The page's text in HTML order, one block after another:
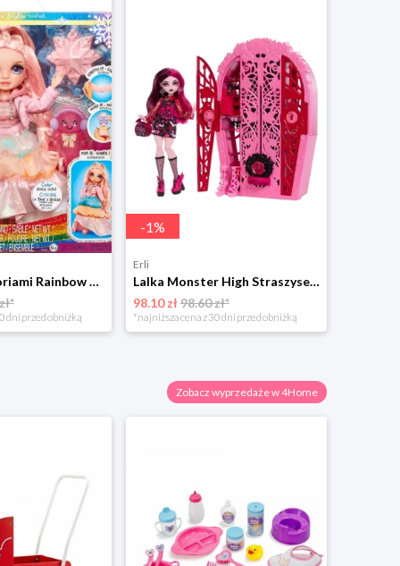
Lalka z akcesoriami Rainbow High Winter Wonderland Bella Parker 28cm 120827
dni przed obniżką
-1%
Erli
Lalka Monster High Straszysekrety OGRODOWE ZAGADKI DRACULAURA z Szafą HYT72
98.10 zł98.60 zł*
*najniższa cena z 30 dni przed obniżką
Zobacz wyprzedaże w 4Home